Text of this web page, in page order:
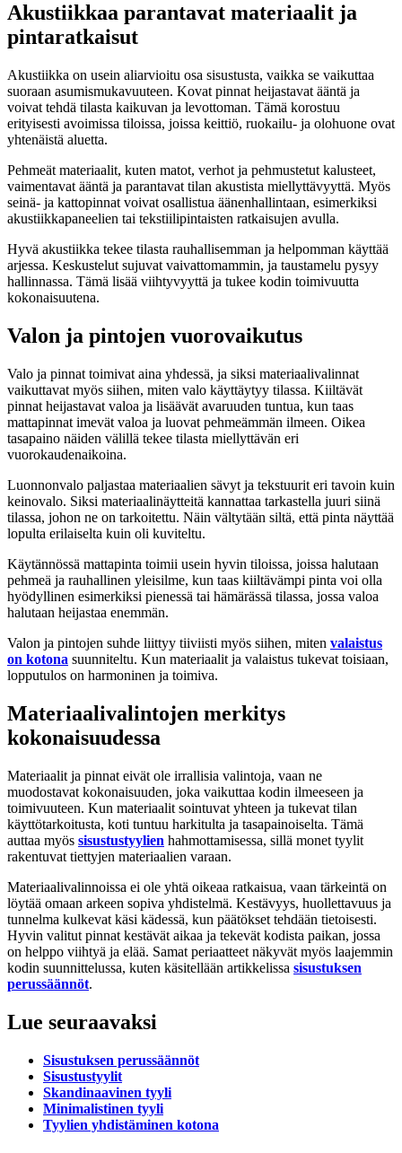
Akustiikkaa parantavat materiaalit ja
pintaratkaisut
Akustiikka on usein aliarvioitu osa sisustusta, vaikka se vaikuttaa
suoraan asumismukavuuteen. Kovat pinnat heijastavat ääntä ja
voivat tehdä tilasta kaikuvan ja levottoman. Tämä korostuu
erityisesti avoimissa tiloissa, joissa keittiö, ruokailu- ja olohuone ovat
yhtenäistä aluetta.
Pehmeät materiaalit, kuten matot, verhot ja pehmustetut kalusteet,
vaimentavat ääntä ja parantavat tilan akustista miellyttävyyttä. Myös
seinä- ja kattopinnat voivat osallistua äänenhallintaan, esimerkiksi
akustiikkapaneelien tai tekstiilipintaisten ratkaisujen avulla.
Hyvä akustiikka tekee tilasta rauhallisemman ja helpomman käyttää
arjessa. Keskustelut sujuvat vaivattomammin, ja taustamelu pysyy
hallinnassa. Tämä lisää viihtyvyyttä ja tukee kodin toimivuutta
kokonaisuutena.
Valon ja pintojen vuorovaikutus
Valo ja pinnat toimivat aina yhdessä, ja siksi materiaalivalinnat
vaikuttavat myös siihen, miten valo käyttäytyy tilassa. Kiiltävät
pinnat heijastavat valoa ja lisäävät avaruuden tuntua, kun taas
mattapinnat imevät valoa ja luovat pehmeämmän ilmeen. Oikea
tasapaino näiden välillä tekee tilasta miellyttävän eri
vuorokaudenaikoina.
Luonnonvalo paljastaa materiaalien sävyt ja tekstuurit eri tavoin kuin
keinovalo. Siksi materiaalinäytteitä kannattaa tarkastella juuri siinä
tilassa, johon ne on tarkoitettu. Näin vältytään siltä, että pinta näyttää
lopulta erilaiselta kuin oli kuviteltu.
Käytännössä mattapinta toimii usein hyvin tiloissa, joissa halutaan
pehmeä ja rauhallinen yleisilme, kun taas kiiltävämpi pinta voi olla
hyödyllinen esimerkiksi pienessä tai hämärässä tilassa, jossa valoa
halutaan heijastaa enemmän.
Valon ja pintojen suhde liittyy tiiviisti myös siihen, miten valaistus
on kotona suunniteltu. Kun materiaalit ja valaistus tukevat toisiaan,
lopputulos on harmoninen ja toimiva.
Materiaalivalintojen merkitys
kokonaisuudessa
Materiaalit ja pinnat eivät ole irrallisia valintoja, vaan ne
muodostavat kokonaisuuden, joka vaikuttaa kodin ilmeeseen ja
toimivuuteen. Kun materiaalit sointuvat yhteen ja tukevat tilan
käyttötarkoitusta, koti tuntuu harkitulta ja tasapainoiselta. Tämä
auttaa myös sisustustyylien hahmottamisessa, sillä monet tyylit
rakentuvat tiettyjen materiaalien varaan.
Materiaalivalinnoissa ei ole yhtä oikeaa ratkaisua, vaan tärkeintä on
löytää omaan arkeen sopiva yhdistelmä. Kestävyys, huollettavuus ja
tunnelma kulkevat käsi kädessä, kun päätökset tehdään tietoisesti.
Hyvin valitut pinnat kestävät aikaa ja tekevät kodista paikan, jossa
on helppo viihtyä ja elää. Samat periaatteet näkyvät myös laajemmin
kodin suunnittelussa, kuten käsitellään artikkelissa sisustuksen
perussäännöt.
Lue seuraavaksi
Sisustuksen perussäännöt
Sisustustyylit
Skandinaavinen tyyli
Minimalistinen tyyli
Tyylien yhdistäminen kotona